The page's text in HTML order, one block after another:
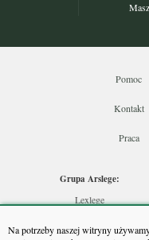
Na potrzeby naszej witryny
Pomoc
Kontakt
Praca
Grupa Arslege:
Lexlege
Skarbowcy